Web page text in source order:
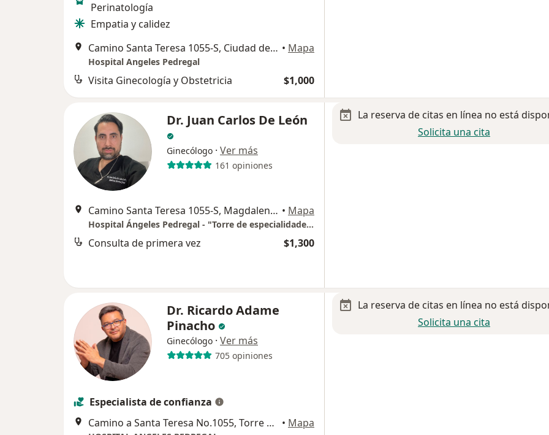
Perinatología
Empatia y calidez
Camino Santa Teresa 1055-S, Ciudad de México • Mapa
Hospital Angeles Pedregal
Visita Ginecología y Obstetricia $1,000
Dr. Juan Carlos De León
Ginecólogo · Ver más
161 opiniones
Camino Santa Teresa 1055-S, Magdalena Contreras • Mapa
Hospital Ángeles Pedregal - "Torre de especialidades Quirúrgicas" Consultorio 472
Consulta de primera vez $1,300
La reserva de citas en línea no está
Solicita una cita
Dr. Ricardo Adame
Pinacho
Ginecólogo · Ver más
705 opiniones
Especialista de confianza
Camino a Santa Teresa No.1055, Torre Angeles, Piso 7, Consul 730, Magdalena Contreras
• Mapa
La reserva de citas en línea no está
Solicita una cita